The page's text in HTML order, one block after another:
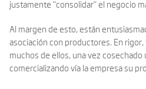
justamente “consolidar” el negocio
Al margen de esto, están
asociación con productores. En
muchos de ellos, una vez cosechado
comercializando vía la empresa su